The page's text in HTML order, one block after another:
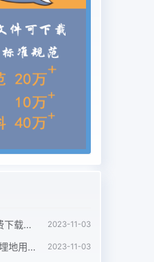
GB 30871-2022免费下载危险化学品企业特殊作业安全规范 2023-11-03
GB/T 19472.1-2019埋地用聚乙烯(PE)结构壁管道系统 第1部分:聚乙烯双壁波纹管材 2023-11-03